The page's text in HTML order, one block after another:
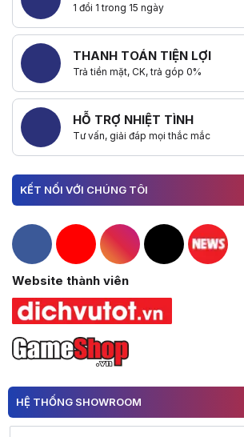
1 đổi 1 trong 15 ngày
THANH TOÁN TIỆN LỢI
Trả tiền mặt, CK, trả góp 0%
HỖ TRỢ NHIỆT TÌNH
Tư vấn, giải đáp mọi thắc mắc
KẾT NỐI VỚI CHÚNG TÔI
Hacom Facebook
Hacom YouTube
Hacom Instagram
Hacom
Website thành viên
HỆ THỐNG SHOWROOM